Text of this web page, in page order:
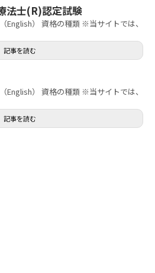
法士(R)認定試験
English） 資格の種類 ※当サイトでは、
記事を読む
English） 資格の種類 ※当サイトでは、
記事を読む